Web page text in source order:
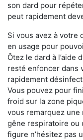
son dard pour
peut rapidement
Si vous avez à votre
en usage pour
Ôtez le dard à l’aide
resté enfoncer dans
rapidement
Vous pouvez pour
froid sur la zone
vous remarquez une
gêne respiratoire ou
figure n’hésitez pas